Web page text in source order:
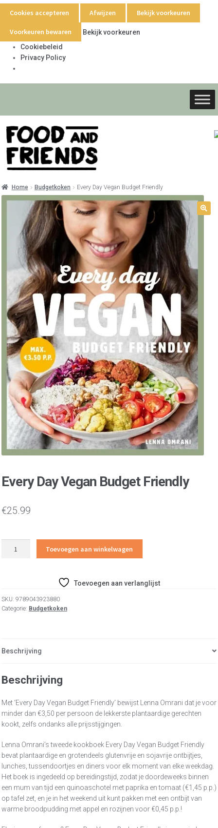
Cookies accepteren Afwijzen Bekijk voorkeuren
Voorkeuren bewaren
Bekijk voorkeuren
Cookiebeleid
Privacy Policy
Ga
door
naar
Ga
naar
de
Home Budgetkoken Every Day Vegan Budget Friendly
Every Day Vegan Budget Friendly
€25.99
aantal
Toevoegen aan winkelwagen
Toevoegen aan verlanglijst
SKU: 9789043923880
Categorie: Budgetkoken
Beschrijving
Beschrijving
Met ‘Every Day Vegan Budget Friendly’ bewijst Lenna Omrani dat je voor
minder dan €3,50 per persoon de lekkerste plantaardige gerechten
kookt, zelfs ondanks alle prijsstijgingen.
Lenna Omrani’s tweede kookboek Every Day Vegan Budget Friendly
bevat plantaardige en grotendeels glutenvrije en sojavrije ontbijtjes,
lunches, tussendoortjes en diners voor elk moment van elke weekdag.
Het boek is ingedeeld op bereidingstijd, zodat je doordeweeks binnen
een mum van tijd een quinoaschotel met paprika en tomaat (€1,45 p.p.)
op tafel zet, en je in het weekend uit kunt pakken met een ontbijt van
warme broodpudding met appel en rozijnen voor €0,45 p.p.!